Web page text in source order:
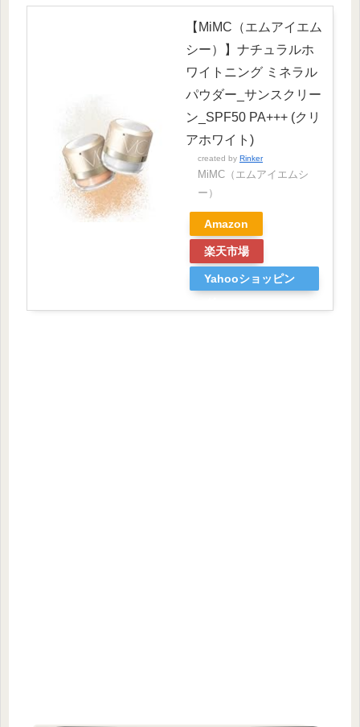
【MiMC（エムアイエム
シー）】ナチュラルホ
ワイトニング ミネラル
パウダー_サンスクリー
ン_SPF50 PA+++ (クリ
アホワイト)
created by Rinker
MiMC（エムアイエムシ
ー）
Amazon
楽天市場
Yahooショッピン